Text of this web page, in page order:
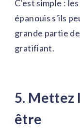
C'est simple :
épanouis s'ils
grande partie
gratifiant.
5. Mettez
être